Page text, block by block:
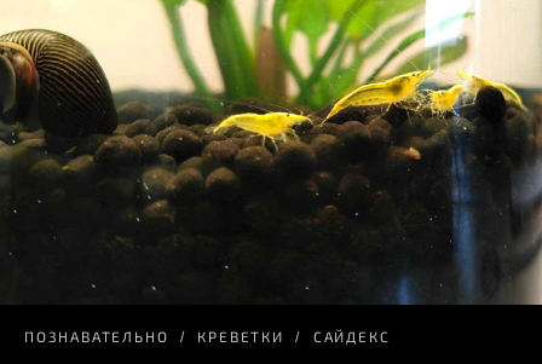
ПОЗНАВАТЕЛЬНО КРЕВЕТКИ САЙДЕКС